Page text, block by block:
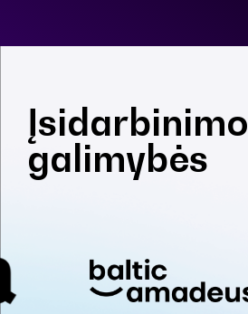
Įsidarbinimo
galimybės